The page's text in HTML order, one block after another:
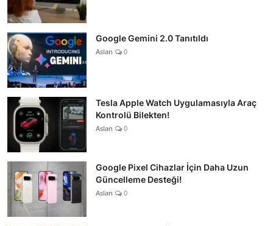
Google Gemini 2.0 Tanıtıldı
Aslan 0
Tesla Apple Watch Uygulamasıyla Araç
Kontrolü Bilekten!
Aslan 0
Google Pixel Cihazlar İçin Daha Uzun
Güncelleme Desteği!
Aslan 0